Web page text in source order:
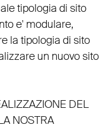
tipologia di sito
e' modulare,
la tipologia di sito
un nuovo sito
DEL
NOSTRA